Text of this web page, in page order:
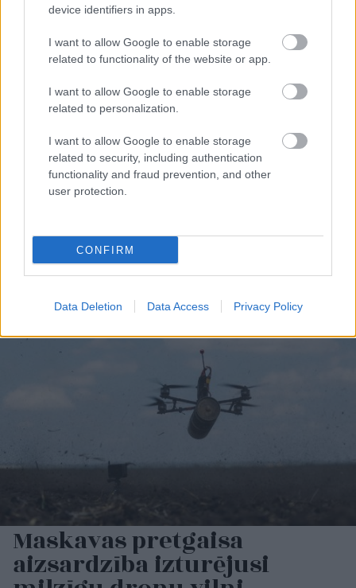
device identifiers in apps.
I want to allow Google to enable storage
related to functionality of the website or app.
I want to allow Google to enable storage
related to personalization.
I want to allow Google to enable storage
related to security, including authentication
functionality and fraud prevention, and other
user protection.
CONFIRM
Data Deletion Data Access Privacy Policy
Maskavas pretgaisa
aizsardzība izturējusi